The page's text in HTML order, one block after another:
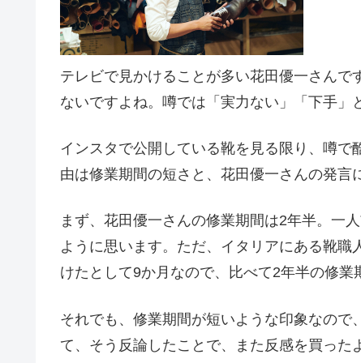
テレビで見かけることが多い花田優一さん
ないですよね。噂では「実力ない」「下手」
インスタで公開している靴を見る限り、噂
由は修業期間の短さと、花田優一さんの発言
まず、花田優一さんの修業期間は2年半。一
ように思います。ただ、イタリアにある靴
けたとして9か月なので、比べて2年半の修業
それでも、修業期間が短いような印象なの
て、そう反論したことで、また反感を買っ